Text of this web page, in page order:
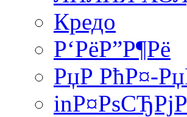
Кредо
Р‘РёР”Р¶Рё
РџР РћР¤-